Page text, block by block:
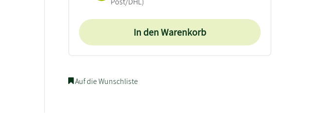
In den Warenkorb
Auf die Wunschliste